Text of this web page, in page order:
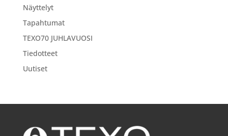
Näyttelyt
Tapahtumat
TEXO70 JUHLAVUOSI
Tiedotteet
Uutiset